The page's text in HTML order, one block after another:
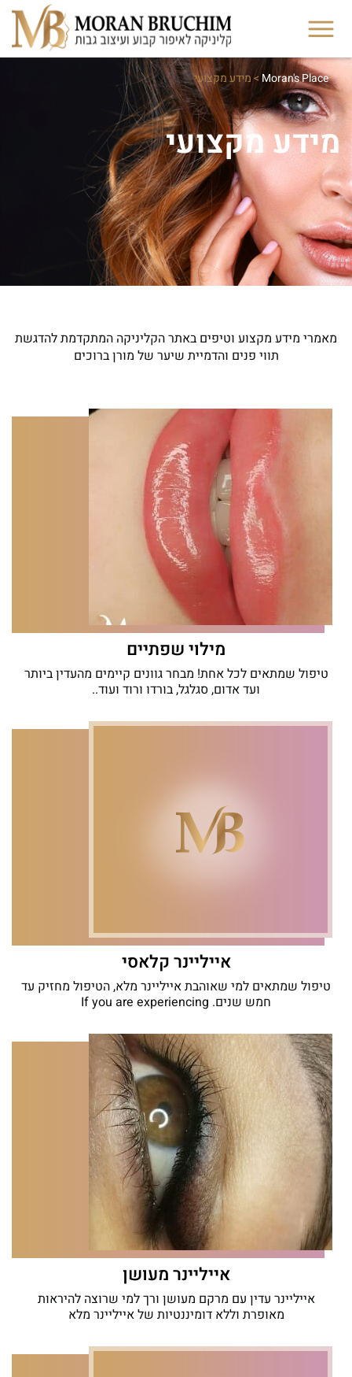
Moran's Place
>מידע מקצועי
מידע מקצועי
מאמרי מידע מקצוע וטיפים באתר הקליניקה המתקדמת להדגשת
תווי פנים והדמיית שיער של מורן ברוכים
מילוי שפתיים
טיפול שמתאים לכל אחת! מבחר גוונים קיימים מהעדין ביותר
ועד אדום, סגלגל, בורדו ורוד ועוד..
אייליינר קלאסי
טיפול שמתאים למי שאוהבת אייליינר מלא, הטיפול מחזיק עד
חמש שנים. If you are experiencing
אייליינר מעושן
אייליינר עדין עם מרקם מעושן ורך למי שרוצה להיראות
מאופרת וללא דומיננטיות של אייליינר מלא